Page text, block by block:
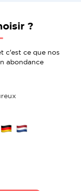
?
c'est ce que nos
abondance